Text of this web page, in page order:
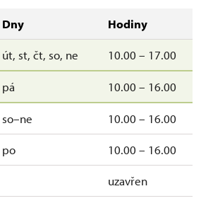
Dny Hodiny
út, st, čt, so, ne 10.00 – 17.00
pá 10.00 – 16.00
so–ne 10.00 – 16.00
po 10.00 – 16.00
uzavřen